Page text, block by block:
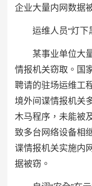
企业大量内网数据
运维人员“灯下
某事业单位大
情报机关窃取。国
聘请的驻场运维工
境外间谍情报机关
木马程序，未能被
致多台网络设备相
谍情报机关实施内
据被窃。